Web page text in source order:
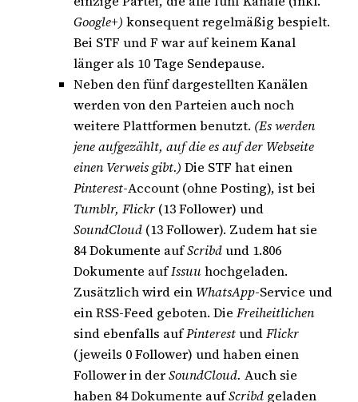
Google+) konsequent regelmäßig bespielt.
Bei STF und F war auf keinem Kanal
länger als 10 Tage Sendepause.
Neben den fünf dargestellten Kanälen
werden von den Parteien auch noch
weitere Plattformen benutzt. (Es werden
jene aufgezählt, auf die es auf der Webseite
einen Verweis gibt.) Die STF hat einen
Pinterest-Account (ohne Posting), ist bei
Tumblr, Flickr (13 Follower) und
SoundCloud (13 Follower). Zudem hat sie
84 Dokumente aufScribdund 1.806
Dokumente aufIssuuhochgeladen.
Zusätzlich wird ein WhatsApp-Service und
ein RSS-Feed geboten. Die Freiheitlichen
sind ebenfalls aufPinterestundFlickr
(jeweils 0 Follower) und haben einen
Follower in derSoundCloud. Auch sie
haben 84 Dokumente aufScribd geladen